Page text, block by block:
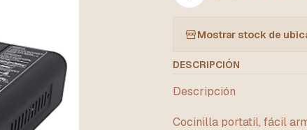
Mostrar stock de
DESCRIPCIÓN
Descripción
Cocinilla portatil, fácil